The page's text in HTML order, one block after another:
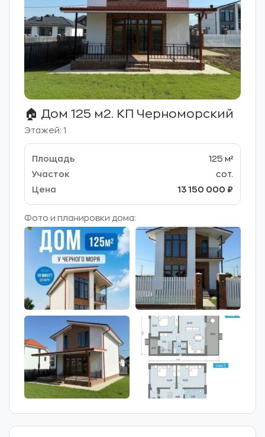
🏠 Дом 125 м2. КП Черноморский
Этажей: 1
125 м²
сот.
13 150 000 ₽
Фото и планировки дома: